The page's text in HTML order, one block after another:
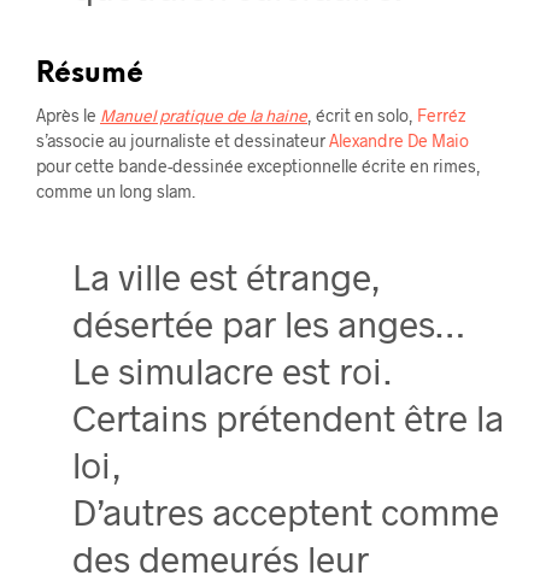
Résumé
Après le Manuel pratique de la haine , écrit en solo, Ferréz
s’associe au journaliste et dessinateurAlexandre De Maio
pour cette bande-dessinée exceptionnelle écrite en rimes,
comme un long slam.
La ville est étrange,
désertée par les anges…
Le simulacre est roi.
Certains prétendent être la
loi,
D’autres acceptent comme
des demeurés leur